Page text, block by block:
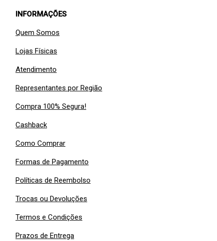
INFORMAÇÕES
Quem Somos
Lojas Físicas
Atendimento
Representantes por Região
Compra 100% Segura!
Cashback
Como Comprar
Formas de Pagamento
Políticas de Reembolso
Trocas ou Devoluções
Termos e Condições
Prazos de Entrega